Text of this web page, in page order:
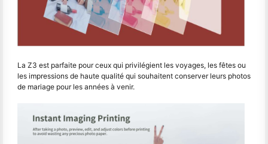
La Z3 est parfaite pour ceux qui privilégient les voyages, les fêtes ou
les impressions de haute qualité qui souhaitent conserver leurs photos
de mariage pour les années à venir.